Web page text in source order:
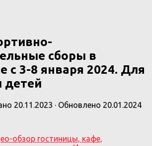
сборы в
с 3-8 января 2024. Для
детей
20.11.2023 · Обновлено 20.01.2024
обзор гостиницы, кафе,